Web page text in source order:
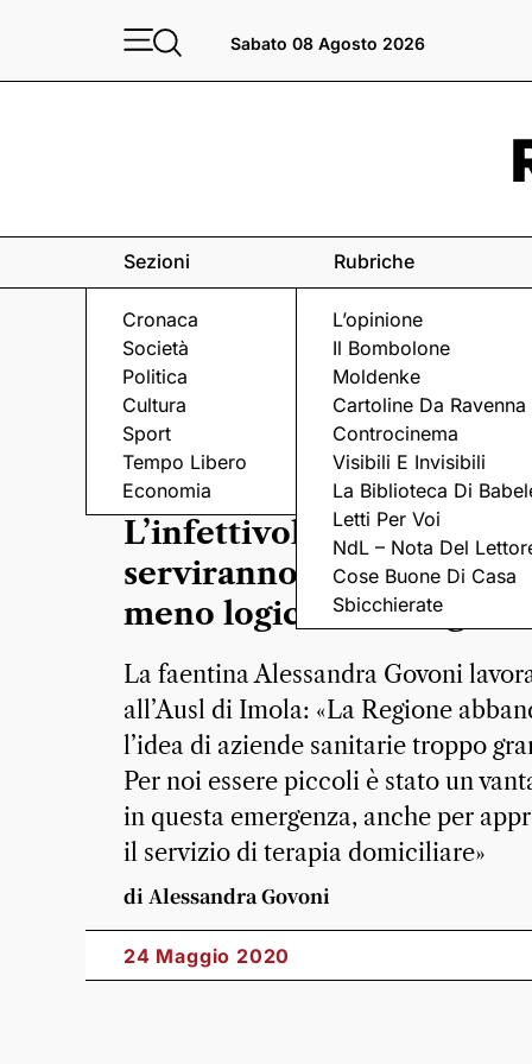
Sabato 08 Agosto 2026
Sezioni
Cronaca
Società
Politica
Cultura
Sport
Tempo Libero
Economia
Rubriche
L’opinione
Il Bombolone
Moldenke
Cartoline Da Ravenna
Controcinema
Visibili E Invisibili
La Biblioteca Di
Letti Per Voi
NdL – Nota Del
Cose Buone Di Casa
Sbicchierate
DOPO IL VIRUS
L’infettivologa: «In
serviranno più letti vuoti
meno logica del budget»
La faentina Alessandra Govoni
all’Ausl di Imola: «La Regione
l’idea di aziende sanitarie troppo
Per noi essere piccoli è stato un
in questa emergenza, anche per
il servizio di terapia domiciliare»
di Alessandra Govoni
24 Maggio 2020